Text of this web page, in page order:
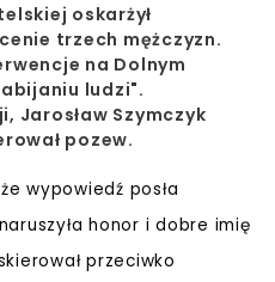
oskarżył
trzech mężczyzn.
na Dolnym
ludzi".
Jarosław Szymczyk
pozew.
wypowiedź posła
honor i dobre imię
przeciwko